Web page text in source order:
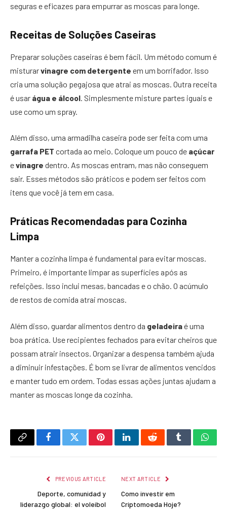
seguras e eficazes para empurrar as moscas para longe.
Receitas de Soluções Caseiras
Preparar soluções caseiras é bem fácil. Um método comum é
misturarvinagre com detergente em um borrifador. Isso
cria uma solução pegajosa que atrai as moscas. Outra receita
é usar água e álcool. Simplesmente misture partes iguais e
use como um spray.
Além disso, uma armadilha caseira pode ser feita com uma
garrafa PET cortada ao meio. Coloque um pouco de açúcar
evinagre dentro. As moscas entram, mas não conseguem
sair. Esses métodos são práticos e podem ser feitos com
itens que você já tem em casa.
Práticas Recomendadas para Cozinha
Limpa
Manter a cozinha limpa é fundamental para evitar moscas.
Primeiro, é importante limpar as superfícies após as
refeições. Isso inclui mesas, bancadas e o chão. O acúmulo
de restos de comida atrai moscas.
Além disso, guardar alimentos dentro da geladeiraé uma
boa prática. Use recipientes fechados para evitar cheiros que
possam atrair insectos. Organizar a despensa também ajuda
a diminuir infestações. É bom se livrar de alimentos vencidos
e manter tudo em ordem. Todas essas ações juntas ajudam a
manter as moscas longe da cozinha.
Copy
FacebookTwitterPinterestLinkedInRedditTumblr
PREVIOUS ARTICLE
Deporte, comunidad y
liderazgo global: el voleibol
NEXT ARTICLE
Como investir em
Criptomoeda Hoje?